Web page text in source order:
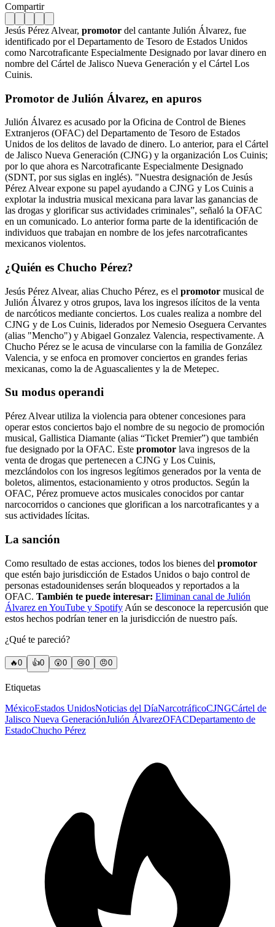
Compartir
Jesús Pérez Alvear, promotor del cantante Julión Álvarez, fue
identificado por el Departamento de Tesoro de Estados Unidos
como Narcotraficante Especialmente Designado por lavar dinero en
nombre del Cártel de Jalisco Nueva Generación y el Cártel Los
Cuinis.
Promotor de Julión Álvarez, en apuros
Julión Álvarez es acusado por la Oficina de Control de Bienes
Extranjeros (OFAC) del Departamento de Tesoro de Estados
Unidos de los delitos de lavado de dinero. Lo anterior, para el Cártel
de Jalisco Nueva Generación (CJNG) y la organización Los Cuinis;
por lo que ahora es Narcotraficante Especialmente Designado
(SDNT, por sus siglas en inglés). "Nuestra designación de Jesús
Pérez Alvear expone su papel ayudando a CJNG y Los Cuinis a
explotar la industria musical mexicana para lavar las ganancias de
las drogas y glorificar sus actividades criminales”, señaló la OFAC
en un comunicado. Lo anterior forma parte de la identificación de
individuos que trabajan en nombre de los jefes narcotraficantes
mexicanos violentos.
¿Quién es Chucho Pérez?
Jesús Pérez Alvear, alias Chucho Pérez, es el promotor musical de
Julión Álvarez y otros grupos, lava los ingresos ilícitos de la venta
de narcóticos mediante conciertos. Los cuales realiza a nombre del
CJNG y de Los Cuinis, liderados por Nemesio Oseguera Cervantes
(alias "Mencho") y Abigael Gonzalez Valencia, respectivamente. A
Chucho Pérez se le acusa de vincularse con la familia de González
Valencia, y se enfoca en promover conciertos en grandes ferias
mexicanas, como la de Aguascalientes y la de Metepec.
Su modus operandi
Pérez Alvear utiliza la violencia para obtener concesiones para
operar estos conciertos bajo el nombre de su negocio de promoción
musical, Gallistica Diamante (alias “Ticket Premier”) que también
fue designado por la OFAC. Este promotor lava ingresos de la
venta de drogas que pertenecen a CJNG y Los Cuinis,
mezclándolos con los ingresos legítimos generados por la venta de
boletos, alimentos, estacionamiento y otros productos. Según la
OFAC, Pérez promueve actos musicales conocidos por cantar
narcocorridos o canciones que glorifican a los narcotraficantes y a
sus actividades lícitas.
La sanción
Como resultado de estas acciones, todos los bienes del promotor
que estén bajo jurisdicción de Estados Unidos o bajo control de
personas estadounidenses serán bloqueados y reportados a la
OFAC. También te puede interesar: Eliminan canal de Julión
Álvarez en YouTube y Spotify Aún se desconoce la repercusión que
estos hechos podrían tener en la jurisdicción de nuestro país.
¿Qué te pareció?
🔥0 👍0 😲0 😢0 😠0
Etiquetas
MéxicoEstados UnidosNoticias del DíaNarcotráficoCJNGCártel de
Jalisco Nueva GeneraciónJulión ÁlvarezOFACDepartamento de
EstadoChucho Pérez